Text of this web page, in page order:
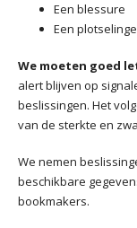
Een blessure
Een
We moeten goed
alert blijven op
beslissingen. Het
van de sterkte en
We nemen
beschikbare
bookmakers.